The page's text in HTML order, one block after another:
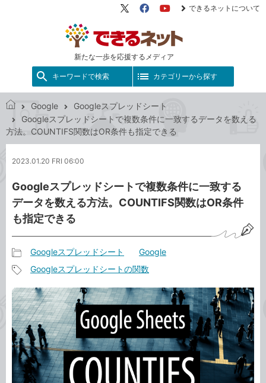
新たな一歩を応援するメディア
X（旧
FacebookYouTube
できるネットについて
キーワードで検索 カテゴリーから探す
で
き
ッ
Google
Googleスプレッドシート
Googleスプレッドシートで複数条件に一致するデータを数える
方法。COUNTIFS関数はOR条件も指定できる
2023.01.20 FRI 06:00
Googleスプレッドシートで複数条件に一致する
データを数える方法。COUNTIFS関数はOR条件
も指定できる
事
カ
テ
ゴ
リ
Googleスプレッドシート Google
事
タ
グ
Googleスプレッドシートの関数